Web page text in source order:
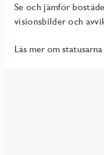
Se och jämför
visionsbilder och
Läs mer om statusarna